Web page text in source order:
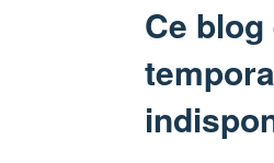
Ce